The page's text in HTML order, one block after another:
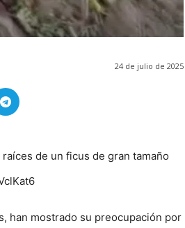
24 de julio de 2025
de un ficus de gran tamaño
han mostrado su preocupación por